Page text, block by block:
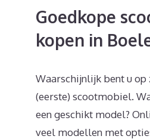
Goedkope
kopen in
Waarschijnlijk bent u op
(eerste) scootmobiel.
een geschikt model?
veel modellen met